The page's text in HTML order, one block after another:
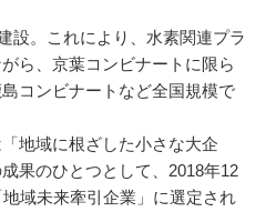
設。これにより、水素関連プラ
ら、京葉コンビナートに限ら
コンビナートなど全国規模で
地域に根ざした小さな大企
果のひとつとして、2018年12
域未来牽引企業」に選定され